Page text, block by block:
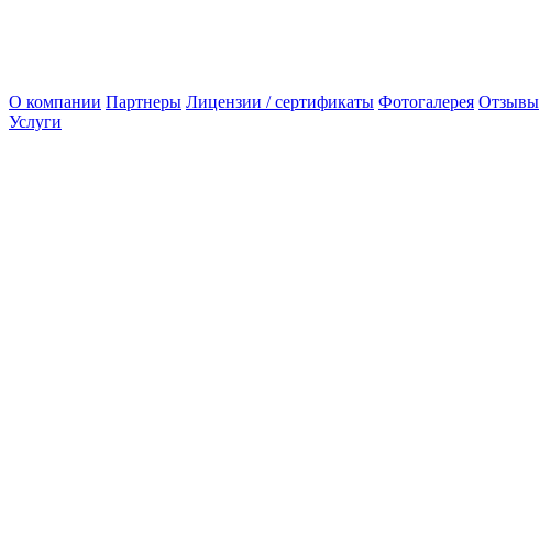
О компании Партнеры Лицензии / сертификаты Фотогалерея Отзывы
Услуги